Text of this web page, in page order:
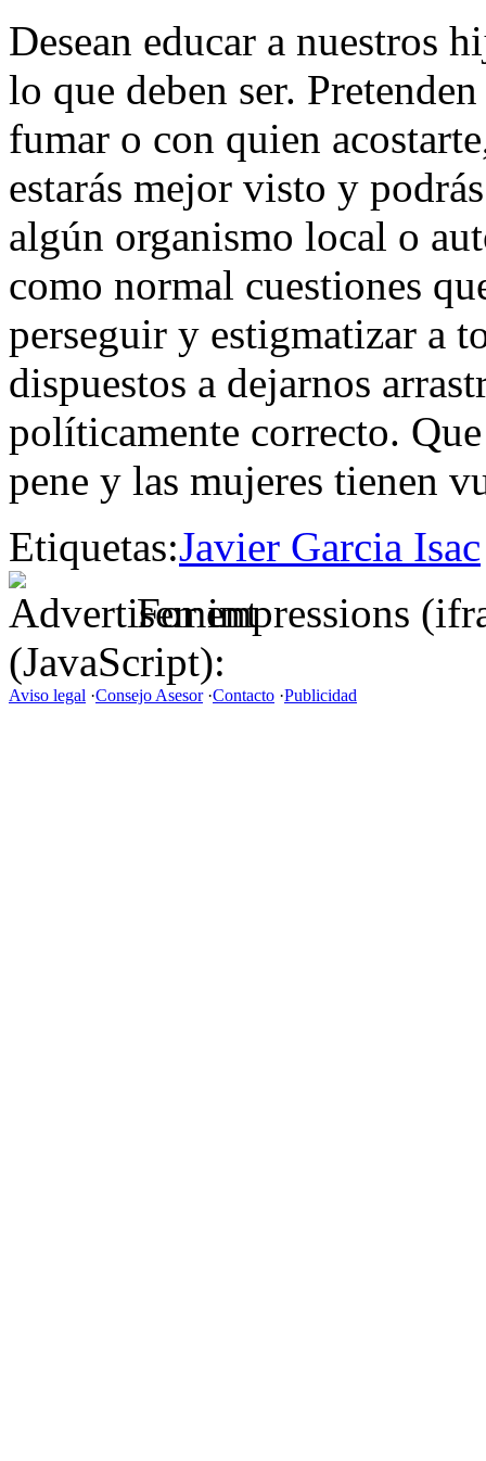
Desean educar a nuestros
lo que deben ser.
fumar o con quien
estarás mejor visto y
algún organismo local o
como normal cuestiones
perseguir y estigmatizar a
dispuestos a dejarnos
políticamente correcto.
pene y las mujeres tienen
Etiquetas:Javier Garcia Isac
For impressions
(JavaScript):
Aviso legal ·Consejo Asesor·Contacto ·Publicidad